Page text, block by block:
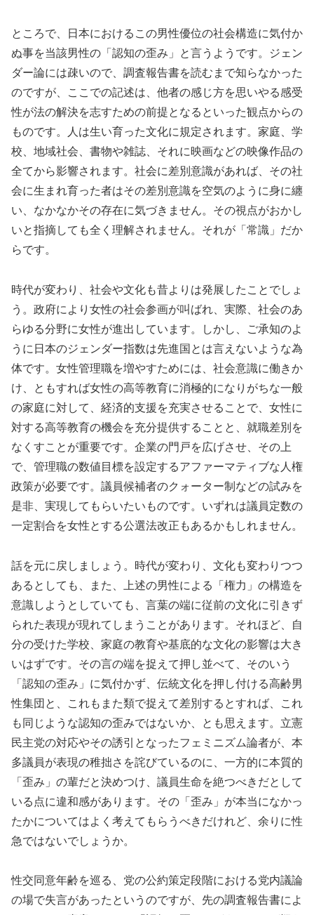
ところで、日本におけるこの男性優位の社会構造に気付か
ぬ事を当該男性の「認知の歪み」と言うようです。ジェン
ダー論には疎いので、調査報告書を読むまで知らなかった
のですが、ここでの記述は、他者の感じ方を思いやる感受
性が法の解決を志すための前提となるといった観点からの
ものです。人は生い育った文化に規定されます。家庭、学
校、地域社会、書物や雑誌、それに映画などの映像作品の
全てから影響されます。社会に差別意識があれば、その社
会に生まれ育った者はその差別意識を空気のように身に纏
い、なかなかその存在に気づきません。その視点がおかし
いと指摘しても全く理解されません。それが「常識」だか
らです。
時代が変わり、社会や文化も昔よりは発展したことでしょ
う。政府により女性の社会参画が叫ばれ、実際、社会のあ
らゆる分野に女性が進出しています。しかし、ご承知のよ
うに日本のジェンダー指数は先進国とは言えないような為
体です。女性管理職を増やすためには、社会意識に働きか
け、ともすれば女性の高等教育に消極的になりがちな一般
の家庭に対して、経済的支援を充実させることで、女性に
対する高等教育の機会を充分提供することと、就職差別を
なくすことが重要です。企業の門戸を広げさせ、その上
で、管理職の数値目標を設定するアファーマティブな人権
政策が必要です。議員候補者のクォーター制などの試みを
是非、実現してもらいたいものです。いずれは議員定数の
一定割合を女性とする公選法改正もあるかもしれません。
話を元に戻しましょう。時代が変わり、文化も変わりつつ
あるとしても、また、上述の男性による「権力」の構造を
意識しようとしていても、言葉の端に従前の文化に引きず
られた表現が現れてしまうことがあります。それほど、自
分の受けた学校、家庭の教育や基底的な文化の影響は大き
いはずです。その言の端を捉えて押し並べて、そのいう
「認知の歪み」に気付かず、伝統文化を押し付ける高齢男
性集団と、これもまた類で捉えて差別するとすれば、これ
も同じような認知の歪みではないか、とも思えます。立憲
民主党の対応やその誘引となったフェミニズム論者が、本
多議員が表現の稚拙さを詫びているのに、一方的に本質的
「歪み」の輩だと決めつけ、議員生命を絶つべきだとして
いる点に違和感があります。その「歪み」が本当になかっ
たかについてはよく考えてもらうべきだけれど、余りに性
急ではないでしょうか。
性交同意年齢を巡る、党の公約策定段階における党内議論
の場で失言があったというのですが、先の調査報告書によ